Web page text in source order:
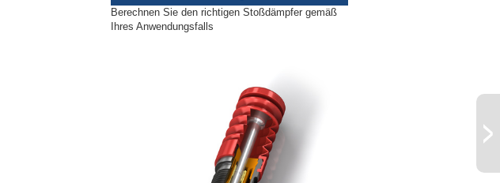
Berechnen Sie den richtigen Stoßdämpfer gemäß
Ihres Anwendungsfalls